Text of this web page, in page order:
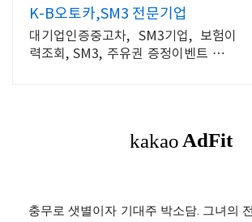
K-B오토카,SM3 전문기업
대기업인증중고차, SM3기업, 보험이
력조회, SM3, 주유권 증정이벤트 인증
충무로 샛별이자 기대주 박소담. 그녀의